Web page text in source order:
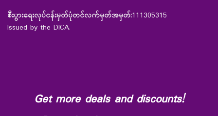
စီးပွားရေးလုပ်ငန်းမှတ်ပုံတင်လက်မှတ်အမှတ်:111305315
Issued by the DICA.
Get more deals and discounts!